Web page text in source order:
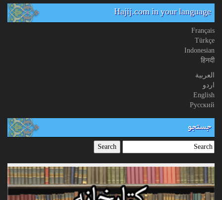
Hajij.com in your language
Français
Türkçe
Indonesian
हिनदी
العربیة
اردو
English
Русский
جستجو